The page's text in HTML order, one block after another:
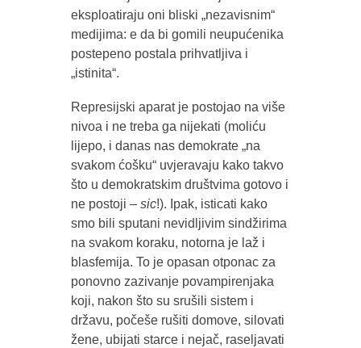
eksploatiraju oni bliski „nezavisnim“
medijima: e da bi gomili neupućenika
postepeno postala prihvatljiva i
„istinita“.
Represijski aparat je postojao na više
nivoa i ne treba ga nijekati (moliću
lijepo, i danas nas demokrate „na
svakom ćošku“ uvjeravaju kako takvo
što u demokratskim društvima gotovo i
ne postoji – sic!). Ipak, isticati kako
smo bili sputani nevidljivim sindžirima
na svakom koraku, notorna je laž i
blasfemija. To je opasan otponac za
ponovno zazivanje povampirenjaka
koji, nakon što su srušili sistem i
državu, počeše rušiti domove, silovati
žene, ubijati starce i nejač, raseljavati